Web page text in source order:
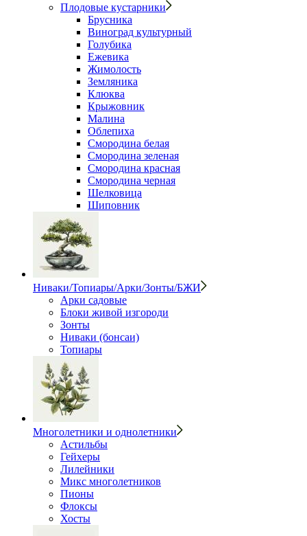
Плодовые кустарники
Брусника
Виноград культурный
Голубика
Ежевика
Жимолость
Земляника
Клюква
Крыжовник
Малина
Облепиха
Смородина белая
Смородина зеленая
Смородина красная
Смородина черная
Шелковица
Шиповник
Ниваки/Топиары/Арки/Зонты/БЖИ
Арки садовые
Блоки живой изгороди
Зонты
Ниваки (бонсаи)
Топиары
Многолетники и однолетники
Астильбы
Гейхеры
Лилейники
Микс многолетников
Пионы
Флоксы
Хосты